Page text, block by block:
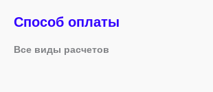
Способ оплаты
Все виды расчетов